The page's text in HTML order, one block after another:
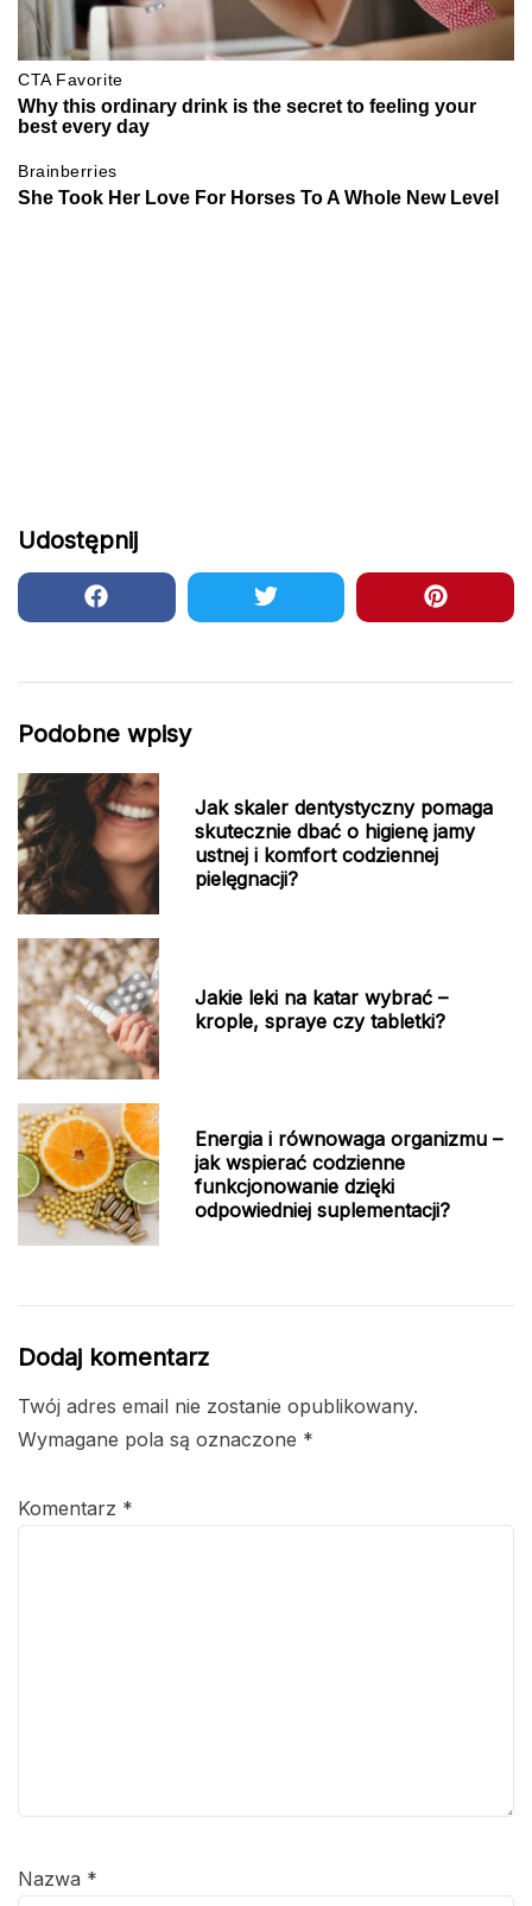
Udostępnij
Podobne wpisy
Jak skaler dentystyczny pomaga
skutecznie dbać o higienę jamy
ustnej i komfort codziennej
pielęgnacji?
Jakie leki na katar wybrać –
krople, spraye czy tabletki?
Energia i równowaga organizmu –
jak wspierać codzienne
funkcjonowanie dzięki
odpowiedniej suplementacji?
Dodaj komentarz
Twój adres email nie zostanie opublikowany.
Wymagane pola są oznaczone *
Komentarz *
Nazwa *